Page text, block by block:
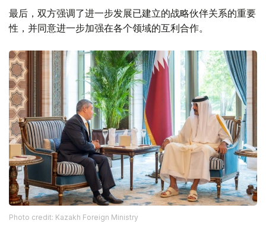
最后，双方强调了进一步发展已建立的战略伙伴关系的重要
性，并同意进一步加强在各个领域的互利合作。
Photo credit: Kazakh Foreign Ministry